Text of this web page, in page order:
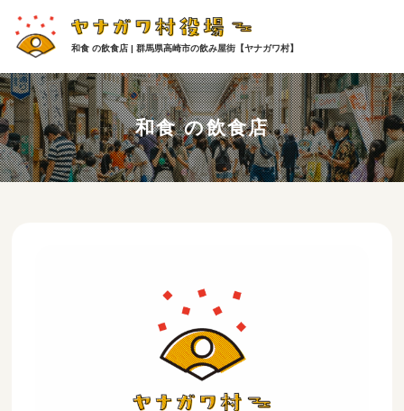
和食 の飲食店 | 群馬県高崎市の飲み屋街【ヤナガワ村】
和食 の飲食店